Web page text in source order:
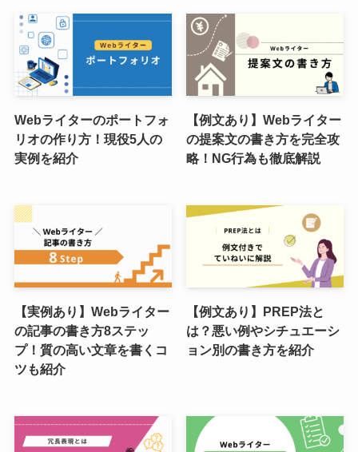
Webライターのポートフォ
リオの作り方！現役5人の
実例を紹介
【例文あり】Webライター
の提案文の書き方を完全攻
略！NG行為も徹底解説
【実例あり】Webライター
の記事の書き方8ステッ
プ！質の高い文章を書くコ
ツも紹介
【例文あり】PREP法と
は？悪い例やシチュエーシ
ョン別の書き方を紹介